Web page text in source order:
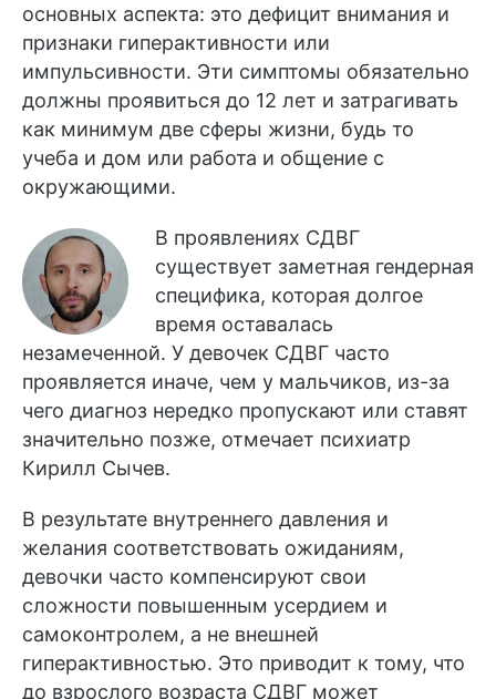
основных аспекта: это дефицит внимания и
признаки гиперактивности или
импульсивности. Эти симптомы обязательно
должны проявиться до 12 лет и затрагивать
как минимум две сферы жизни, будь то
учеба и дом или работа и общение с
окружающими.
В проявлениях СДВГ
существует заметная гендерная
специфика, которая долгое
время оставалась
незамеченной. У девочек СДВГ часто
проявляется иначе, чем у мальчиков, из-за
чего диагноз нередко пропускают или ставят
значительно позже, отмечает психиатр
Кирилл Сычев.
В результате внутреннего давления и
желания соответствовать ожиданиям,
девочки часто компенсируют свои
сложности повышенным усердием и
самоконтролем, а не внешней
гиперактивностью. Это приводит к тому, что
до взрослого возраста СДВГ может